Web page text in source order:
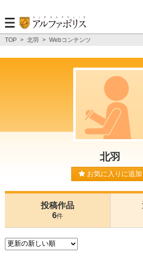
TOP > 北羽 > Webコンテンツ
北羽
お気に入りに追加
投稿作品
6件